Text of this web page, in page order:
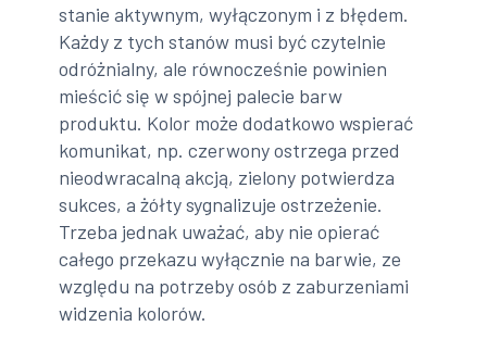
stanie aktywnym, wyłączonym i z błędem.
Każdy z tych stanów musi być czytelnie
odróżnialny, ale równocześnie powinien
mieścić się w spójnej palecie barw
produktu. Kolor może dodatkowo wspierać
komunikat, np. czerwony ostrzega przed
nieodwracalną akcją, zielony potwierdza
sukces, a żółty sygnalizuje ostrzeżenie.
Trzeba jednak uważać, aby nie opierać
całego przekazu wyłącznie na barwie, ze
względu na potrzeby osób z zaburzeniami
widzenia kolorów.